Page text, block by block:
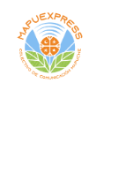
Skip
main